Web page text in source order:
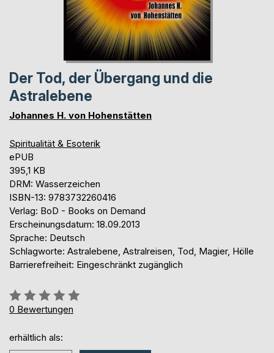
Der Tod, der Übergang und die
Astralebene
Johannes H. von Hohenstätten
Spiritualität & Esoterik
ePUB
395,1 KB
DRM: Wasserzeichen
ISBN-13: 9783732260416
Verlag: BoD - Books on Demand
Erscheinungsdatum: 18.09.2013
Sprache: Deutsch
Schlagworte: Astralebene, Astralreisen, Tod, Magier, Hölle
Barrierefreiheit: Eingeschränkt zugänglich
Bewertung::
0%
0 Bewertungen
erhältlich als: